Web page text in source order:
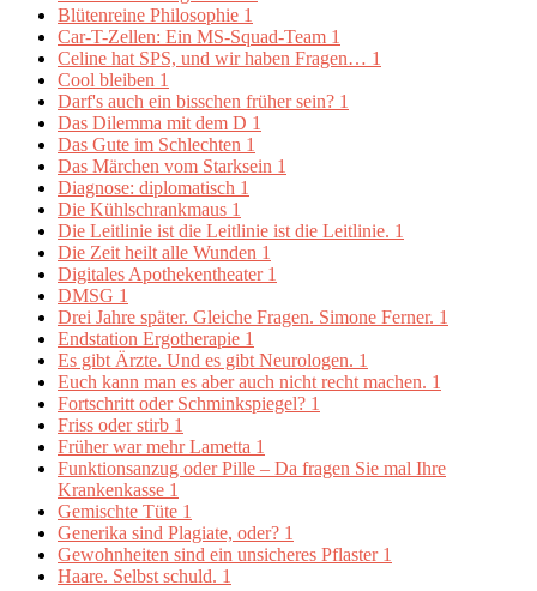
Blütenreine Philosophie 1
Car-T-Zellen: Ein MS-Squad-Team 1
Celine hat SPS, und wir haben Fragen… 1
Cool bleiben 1
Darf's auch ein bisschen früher sein? 1
Das Dilemma mit dem D 1
Das Gute im Schlechten 1
Das Märchen vom Starksein 1
Diagnose: diplomatisch 1
Die Kühlschrankmaus 1
Die Leitlinie ist die Leitlinie ist die Leitlinie. 1
Die Zeit heilt alle Wunden 1
Digitales Apothekentheater 1
DMSG 1
Drei Jahre später. Gleiche Fragen. Simone Ferner. 1
Endstation Ergotherapie 1
Es gibt Ärzte. Und es gibt Neurologen. 1
Euch kann man es aber auch nicht recht machen. 1
Fortschritt oder Schminkspiegel? 1
Friss oder stirb 1
Früher war mehr Lametta 1
Funktionsanzug oder Pille – Da fragen Sie mal Ihre
Krankenkasse 1
Gemischte Tüte 1
Generika sind Plagiate, oder? 1
Gewohnheiten sind ein unsicheres Pflaster 1
Haare. Selbst schuld. 1